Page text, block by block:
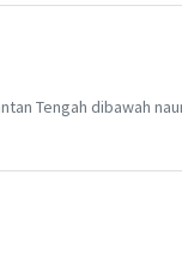
Tengah dibawah